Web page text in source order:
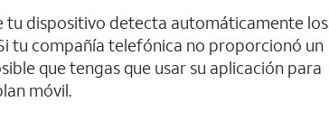
tu dispositivo detecta automáticamente los
tu compañía telefónica no proporcionó un
que tengas que usar su aplicación para
móvil.